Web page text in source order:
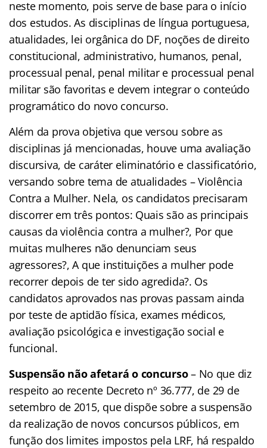
neste momento, pois serve de base para o início
dos estudos. As disciplinas de língua portuguesa,
atualidades, lei orgânica do DF, noções de direito
constitucional, administrativo, humanos, penal,
processual penal, penal militar e processual penal
militar são favoritas e devem integrar o conteúdo
programático do novo concurso.
Além da prova objetiva que versou sobre as
disciplinas já mencionadas, houve uma avaliação
discursiva, de caráter eliminatório e classificatório,
versando sobre tema de atualidades – Violência
Contra a Mulher. Nela, os candidatos precisaram
discorrer em três pontos: Quais são as principais
causas da violência contra a mulher?, Por que
muitas mulheres não denunciam seus
agressores?, A que instituições a mulher pode
recorrer depois de ter sido agredida?. Os
candidatos aprovados nas provas passam ainda
por teste de aptidão física, exames médicos,
avaliação psicológica e investigação social e
funcional.
Suspensão não afetará o concurso– No que diz
respeito ao recente Decreto nº 36.777, de 29 de
setembro de 2015, que dispõe sobre a suspensão
da realização de novos concursos públicos, em
função dos limites impostos pela LRF, há respaldo